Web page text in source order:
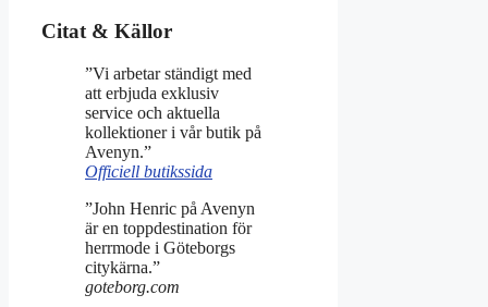
Citat & Källor
”Vi arbetar ständigt med
att erbjuda exklusiv
service och aktuella
kollektioner i vår butik på
Avenyn.”
Officiell butikssida
”John Henric på Avenyn
är en toppdestination för
herrmode i Göteborgs
citykärna.”
goteborg.com